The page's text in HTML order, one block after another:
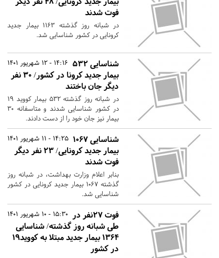
فوت شدند
در شبانه روز گذشته ۱۱۶۳ بیمار جدید
کرونایی در کشور شناسایی شد.
14:16 - 12 شهریور 1401 شناسایی ۵۳۲
بیمار جدید کرونا در کشور/ ۳۰ نفر
دیگر جان باختند
در شبانه روز گذشته ۵۳۲ بیمار کووید ۱۹
در کشور شناسایی شدند و متاسفانه ۳۰
بیمار نیز جان خود را از دست دادند.
14:25 - 11 شهریور 1401 شناسایی ۱۰۶۷
بیمار جدید کرونایی/ ۲۳ نفر دیگر
فوت شدند
بنابر اعلام وزارت بهداشت، در شبانه روز
گذشته ۱۰۶۷ بیمار جدید کرونایی در کشور
شناسایی شد.
15:30 - 10 شهریور 1401
فوت ۲۷نفر در
طی شبانه روز گذشته/ شناسایی
۱۳۶۴ بیمار جدید مبتلا به کووید۱۹
در کشور